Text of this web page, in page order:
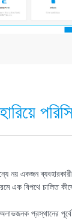
একজন ব্যবহারকারী
এক বিপথে চালিত
প্রস্থানের